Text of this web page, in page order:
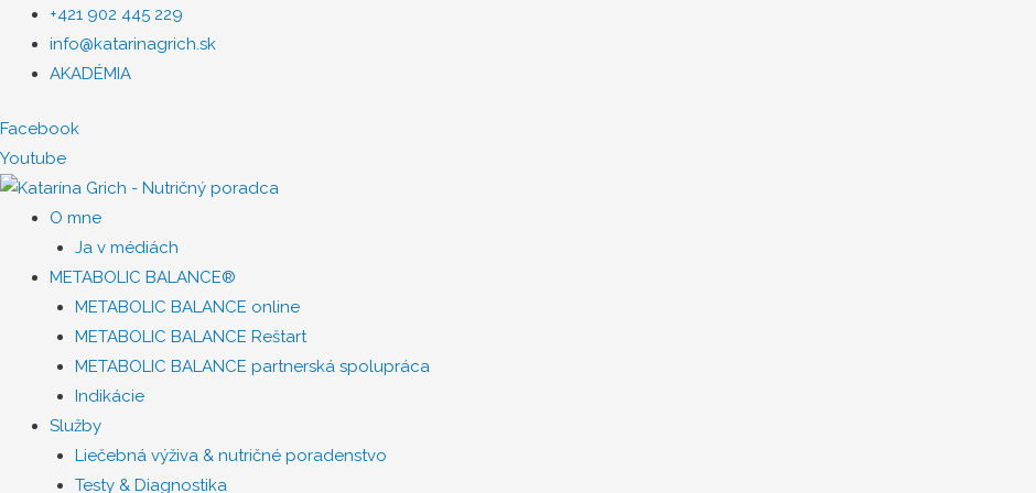
+421 902 445 229
info@katarinagrich.sk
AKADÉMIA
Facebook
Youtube
O mne
Ja v médiách
METABOLIC BALANCE®
METABOLIC BALANCE online
METABOLIC BALANCE Reštart
METABOLIC BALANCE partnerská spolupráca
Indikácie
Služby
Liečebná výživa & nutričné poradenstvo
Testy & Diagnostika